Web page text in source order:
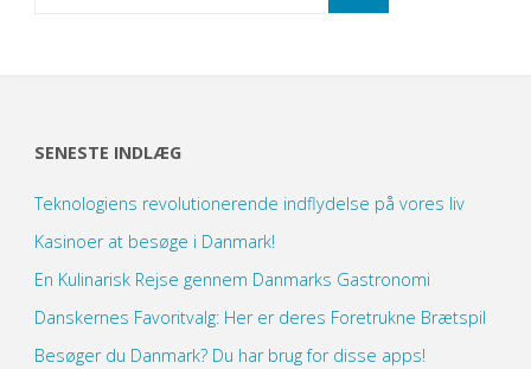
SENESTE INDLÆG
Teknologiens revolutionerende indflydelse på vores liv
Kasinoer at besøge i Danmark!
En Kulinarisk Rejse gennem Danmarks Gastronomi
Danskernes Favoritvalg: Her er deres Foretrukne Brætspil
Besøger du Danmark? Du har brug for disse apps!